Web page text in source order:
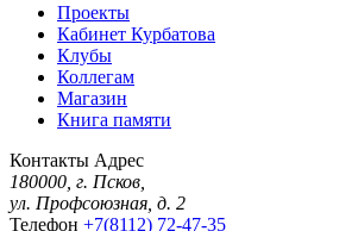
Проекты
Кабинет Курбатова
Клубы
Коллегам
Магазин
Книга памяти
Контакты Адрес
180000, г. Псков,
ул. Профсоюзная, д. 2
Телефон +7(8112) 72-47-35